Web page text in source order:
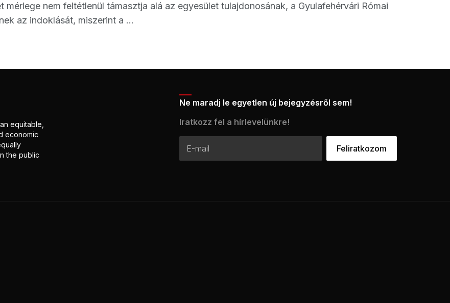
mérlege nem feltétlenül támasztja alá az egyesület tulajdonosának, a Gyulafehérvári Római
az indoklását, miszerint a ...
equitable,
economic
the public
Ne maradj le egyetlen új bejegyzésről sem!
Iratkozz fel a hírlevelünkre!